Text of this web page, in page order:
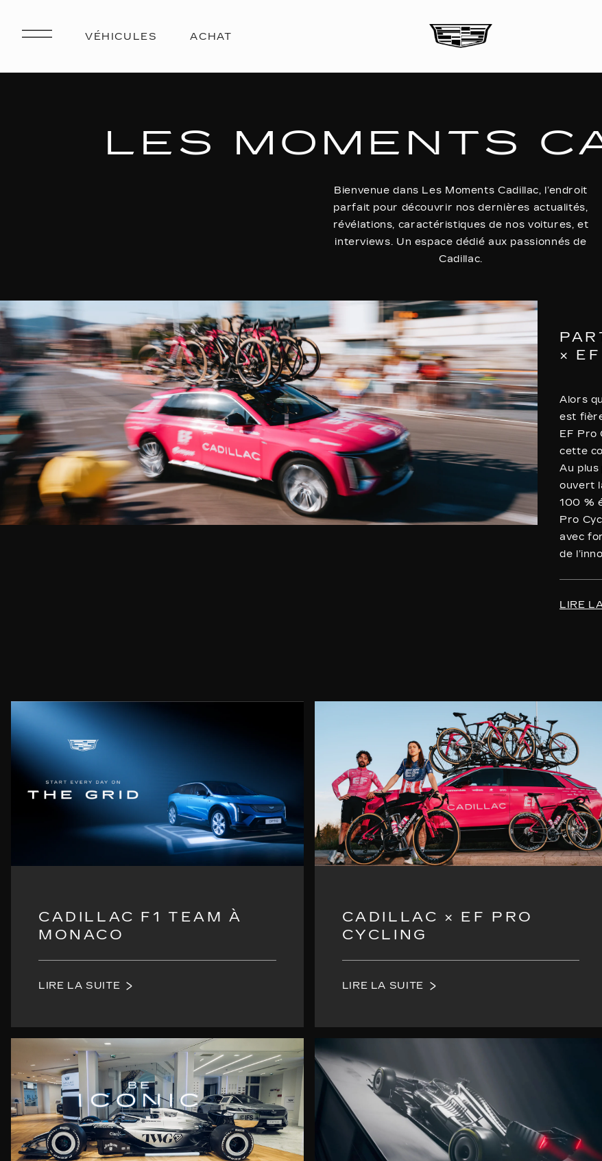
LES MOMENTS
Bienvenue dans Les Moments Cadillac, l’endroit
parfait pour découvrir nos dernières actualités,
révélations, caractéristiques de nos voitures, et
interviews. Un espace dédié aux passionnés de
Cadillac.
×
Alors
est
EF Pro
cette
Au plus
ouvert
100 %
Pro
avec
de
LIRE
CADILLAC F1 TEAM À
MONACO
LIRE LA SUITE
CADILLAC × EF PRO
CYCLING
LIRE LA SUITE